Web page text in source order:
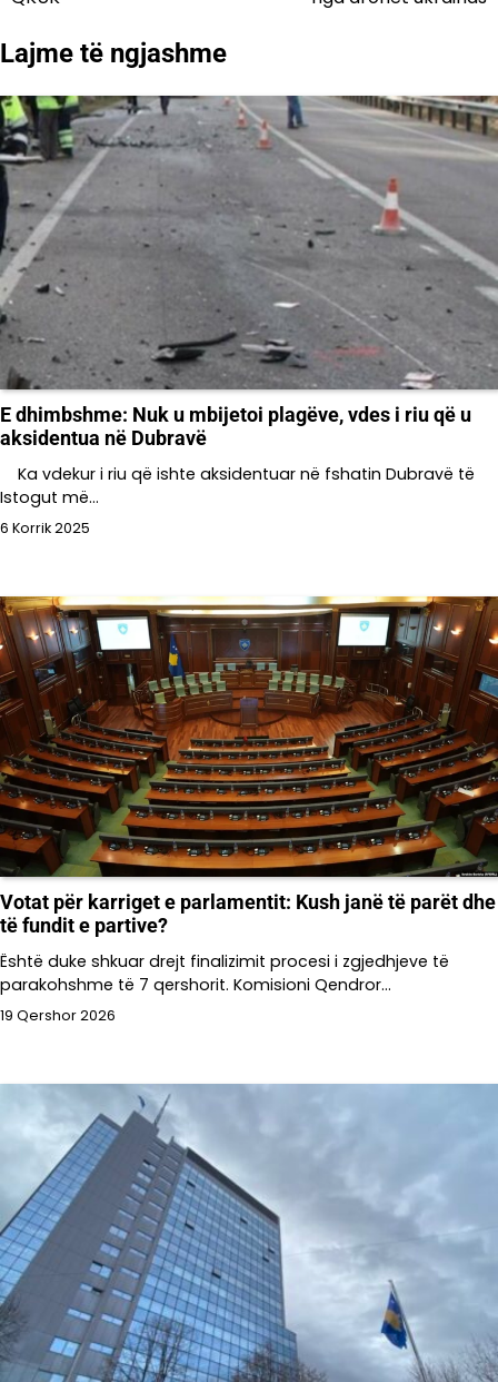
Lajme të ngjashme
E dhimbshme: Nuk u mbijetoi plagëve, vdes i riu që u
aksidentua në Dubravë
Ka vdekur i riu që ishte aksidentuar në fshatin Dubravë të
Istogut më…
6 Korrik 2025
Votat për karriget e parlamentit: Kush janë të parët dhe
të fundit e partive?
Është duke shkuar drejt finalizimit procesi i zgjedhjeve të
parakohshme të 7 qershorit. Komisioni Qendror…
19 Qershor 2026